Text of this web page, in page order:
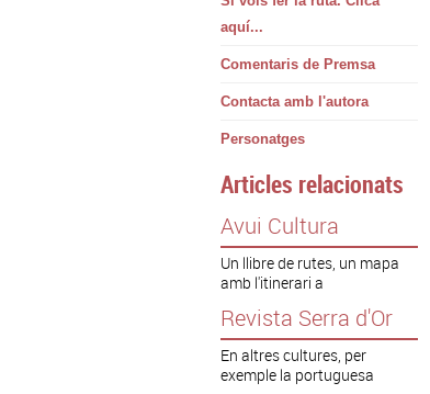
aquí...
Comentaris de Premsa
Contacta amb l'autora
Personatges
Articles relacionats
Avui Cultura
Un llibre de rutes, un mapa
amb l'itinerari a
Revista Serra d'Or
En altres cultures, per
exemple la portuguesa